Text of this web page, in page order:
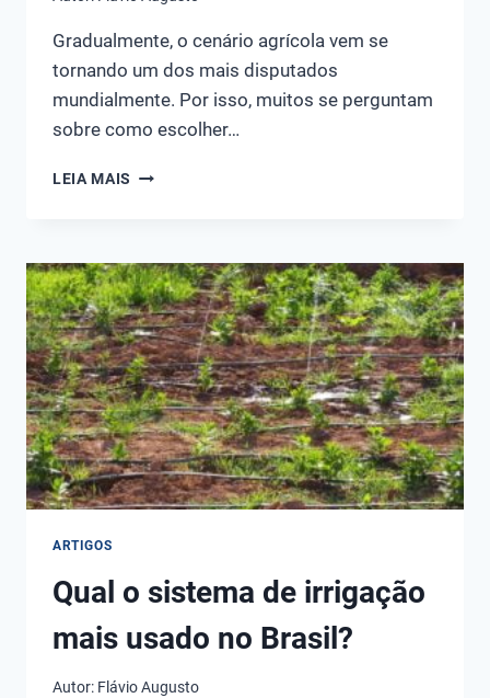
Gradualmente, o cenário agrícola vem se
tornando um dos mais disputados
mundialmente. Por isso, muitos se perguntam
sobre como escolher…
LEIA MAIS COMO
PARA
IRRIGAÇÃO?
PRINCIPAIS
DICAS!
ARTIGOS
Qual o sistema de irrigação
mais usado no Brasil?
Autor: Flávio Augusto